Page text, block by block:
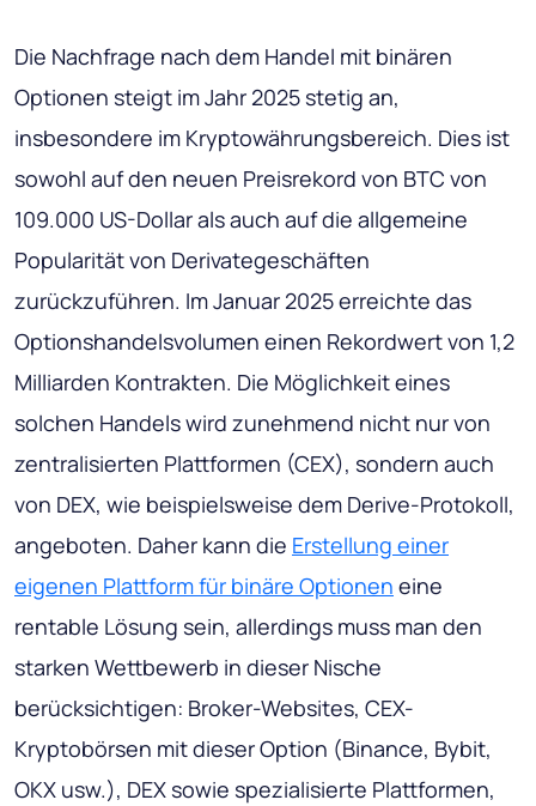
Die Nachfrage nach dem Handel mit binären
Optionen steigt im Jahr 2025 stetig an,
insbesondere im Kryptowährungsbereich. Dies ist
sowohl auf den neuen Preisrekord von BTC von
109.000 US-Dollar als auch auf die allgemeine
Popularität von Derivategeschäften
zurückzuführen. Im Januar 2025 erreichte das
Optionshandelsvolumen einen Rekordwert von 1,2
Milliarden Kontrakten. Die Möglichkeit eines
solchen Handels wird zunehmend nicht nur von
zentralisierten Plattformen (CEX), sondern auch
von DEX, wie beispielsweise dem Derive-Protokoll,
angeboten. Daher kann die Erstellung einer
eigenen Plattform für binäre Optionen eine
rentable Lösung sein, allerdings muss man den
starken Wettbewerb in dieser Nische
berücksichtigen: Broker-Websites, CEX-
Kryptobörsen mit dieser Option (Binance, Bybit,
OKX usw.), DEX sowie spezialisierte Plattformen,